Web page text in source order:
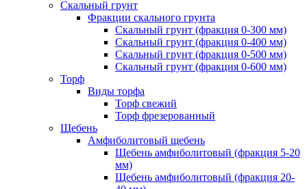
Скальный грунт
Фракции скального грунта
Скальный грунт (фракция 0-300 мм)
Скальный грунт (фракция 0-400 мм)
Скальный грунт (фракция 0-500 мм)
Скальный грунт (фракция 0-600 мм)
Торф
Виды торфа
Торф свежий
Торф фрезерованный
Щебень
Амфиболитовый щебень
Щебень амфиболитовый (фракция 5-20
мм)
Щебень амфиболитовый (фракция 20-